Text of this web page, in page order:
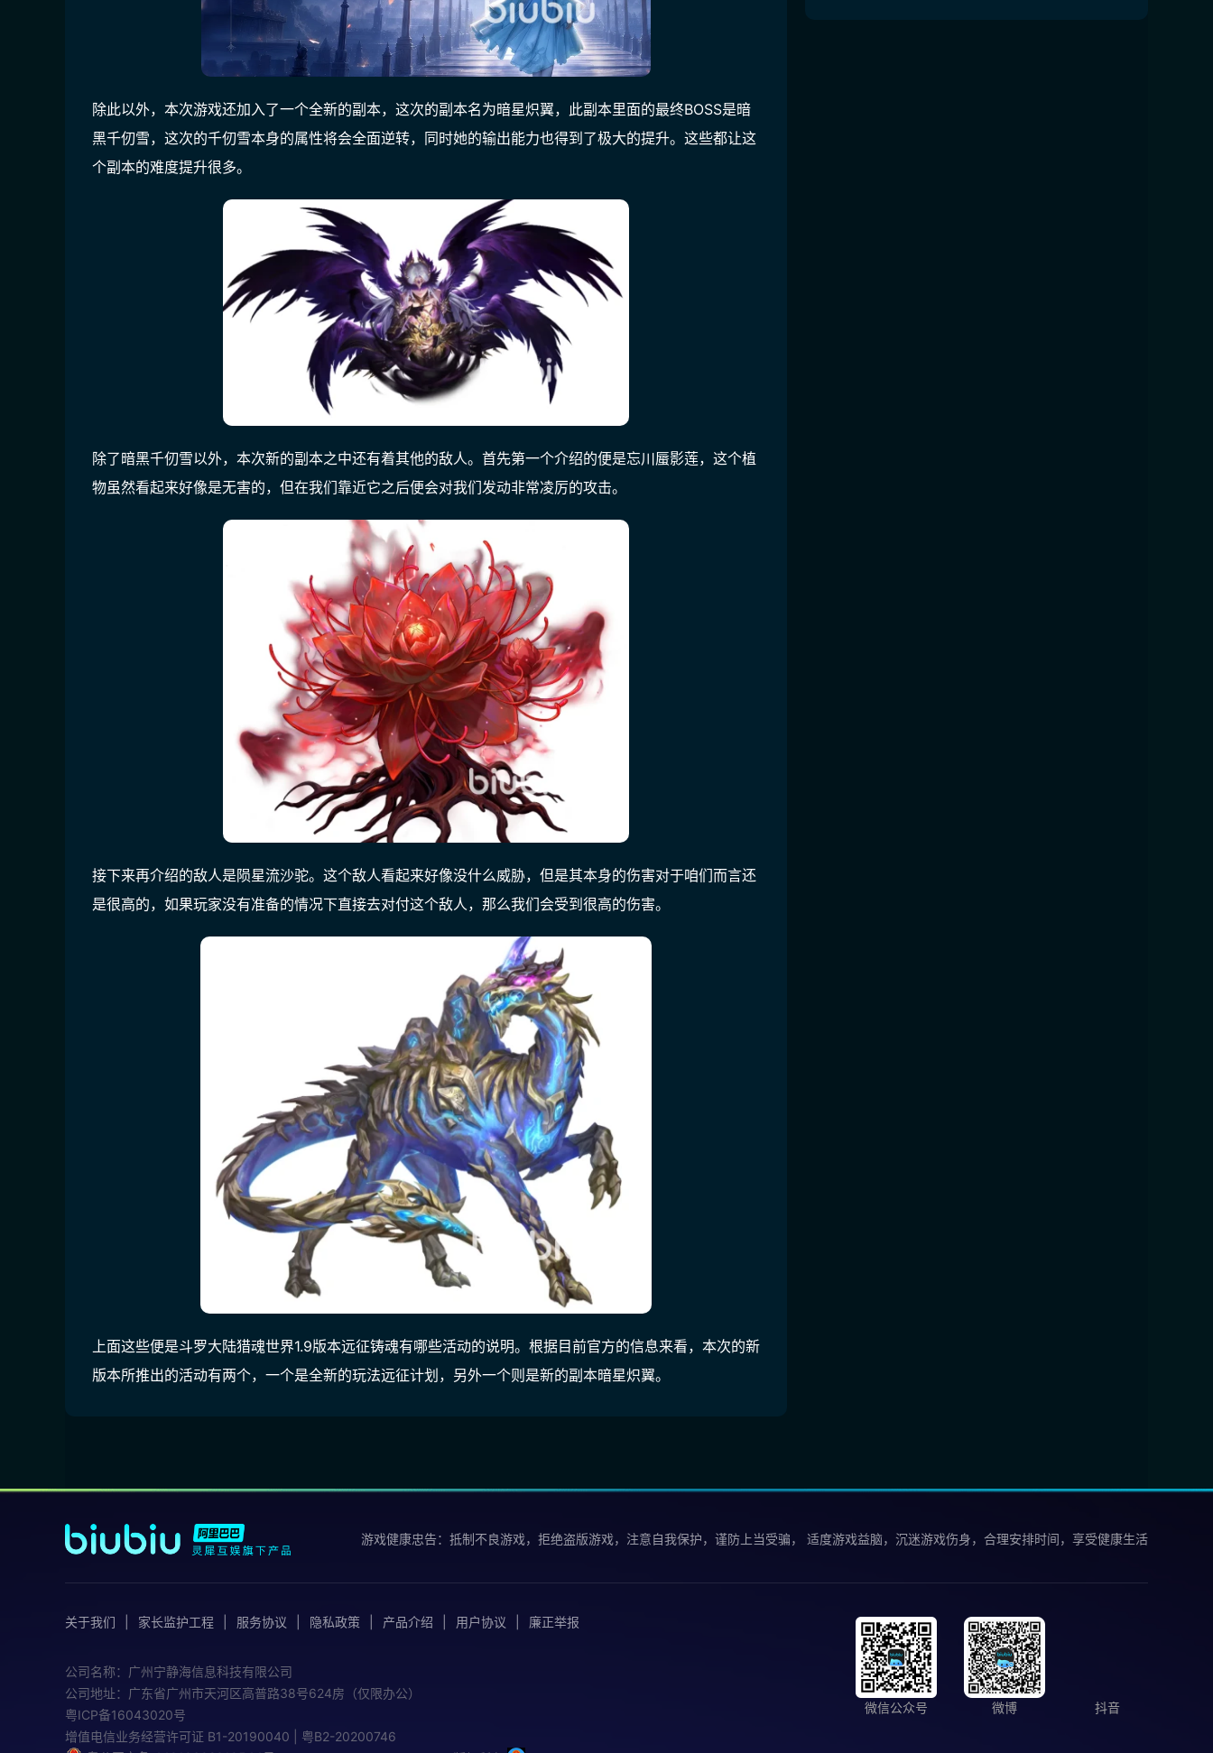
除此以外，本次游戏还加入了一个全新的副本，这次的副本名为暗星炽翼，此副本里面的最终BOSS是暗
黑千仞雪，这次的千仞雪本身的属性将会全面逆转，同时她的输出能力也得到了极大的提升。这些都让这
个副本的难度提升很多。
除了暗黑千仞雪以外，本次新的副本之中还有着其他的敌人。首先第一个介绍的便是忘川蜃影莲，这个植
物虽然看起来好像是无害的，但在我们靠近它之后便会对我们发动非常凌厉的攻击。
接下来再介绍的敌人是陨星流沙驼。这个敌人看起来好像没什么威胁，但是其本身的伤害对于咱们而言还
是很高的，如果玩家没有准备的情况下直接去对付这个敌人，那么我们会受到很高的伤害。
上面这些便是斗罗大陆猎魂世界1.9版本远征铸魂有哪些活动的说明。根据目前官方的信息来看，本次的新
版本所推出的活动有两个，一个是全新的玩法远征计划，另外一个则是新的副本暗星炽翼。
游戏健康忠告：抵制不良游戏，拒绝盗版游戏，注意自我保护，谨防上当受骗， 适度游戏益脑，沉迷游戏伤身，合理安排时间，享受健康生活
关于我们 家长监护工程 服务协议 隐私政策 产品介绍 用户协议 廉正举报
微信公众号 微博 抖音
公司名称：广州宁静海信息科技有限公司
公司地址：广东省广州市天河区高普路38号624房（仅限办公）
粤ICP备16043020号
增值电信业务经营许可证 B1-20190040 | 粤B2-20200746